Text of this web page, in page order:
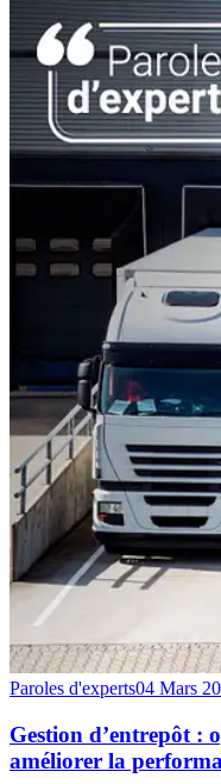
Paroles d'experts04 Mars
Gestion d’entrepôt :
améliorer la